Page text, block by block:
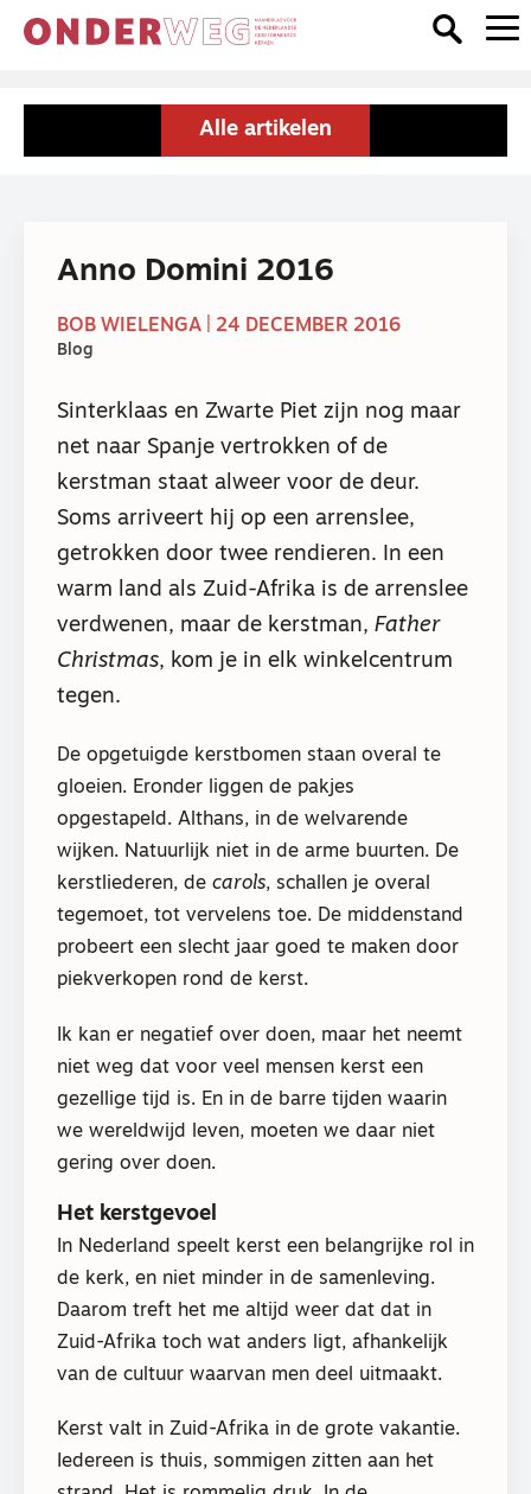
Alle artikelen
Anno Domini 2016
BOB WIELENGA | 24 DECEMBER 2016
Blog
Sinterklaas en Zwarte Piet zijn nog maar
net naar Spanje vertrokken of de
kerstman staat alweer voor de deur.
Soms arriveert hij op een arrenslee,
getrokken door twee rendieren. In een
warm land als Zuid-Afrika is de arrenslee
verdwenen, maar de kerstman, Father
Christmas, kom je in elk winkelcentrum
tegen.
De opgetuigde kerstbomen staan overal te
gloeien. Eronder liggen de pakjes
opgestapeld. Althans, in de welvarende
wijken. Natuurlijk niet in de arme buurten. De
kerstliederen, de carols, schallen je overal
tegemoet, tot vervelens toe. De middenstand
probeert een slecht jaar goed te maken door
piekverkopen rond de kerst.
Ik kan er negatief over doen, maar het neemt
niet weg dat voor veel mensen kerst een
gezellige tijd is. En in de barre tijden waarin
we wereldwijd leven, moeten we daar niet
gering over doen.
Het kerstgevoel
In Nederland speelt kerst een belangrijke rol in
de kerk, en niet minder in de samenleving.
Daarom treft het me altijd weer dat dat in
Zuid-Afrika toch wat anders ligt, afhankelijk
van de cultuur waarvan men deel uitmaakt.
Kerst valt in Zuid-Afrika in de grote vakantie.
Iedereen is thuis, sommigen zitten aan het